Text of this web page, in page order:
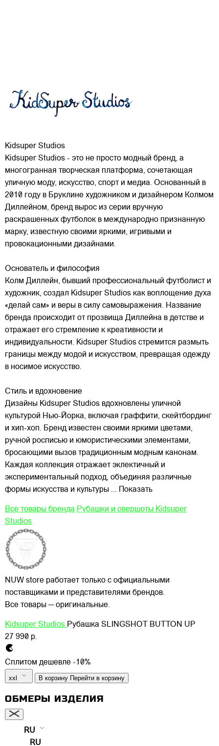
Kidsuper Studios
Kidsuper Studios - это не просто модный бренд, а
многогранная творческая платформа, сочетающая
уличную моду, искусство, спорт и медиа. Основанный в
2010 году в Бруклине художником и дизайнером Колмом
Диллейном, бренд вырос из серии вручную
раскрашенных футболок в международно признанную
марку, известную своими яркими, игривыми и
провокационными дизайнами.
Основатель и философия
Колм Диллейн, бывший профессиональный футболист и
художник, создал Kidsuper Studios как воплощение духа
«делай сам» и веры в силу самовыражения. Название
бренда происходит от прозвища Диллейна в детстве и
отражает его стремление к креативности и
индивидуальности. Kidsuper Studios стремится размыть
границы между модой и искусством, превращая одежду
в носимое искусство.
Стиль и вдохновение
Дизайны Kidsuper Studios вдохновлены уличной
культурой Нью-Йорка, включая граффити, скейтбординг
и хип-хоп. Бренд известен своими яркими цветами,
ручной росписью и юмористическими элементами,
бросающими вызов традиционным модным канонам.
Каждая коллекция отражает эклектичный и
экспериментальный подход, объединяя различные
формы искусства и культуры ... Показать
Все товары бренда Рубашки и овершоты Kidsuper
Studios
NUW store работает только с официальными
поставщиками и представителями брендов.
Все товары — оригинальные.
Kidsuper Studios Рубашка SLINGSHOT BUTTON UP
27 990 р.
Сплитом дешевле -10%
xxl В корзину Перейти в корзину
ОБМЕРЫ ИЗДЕЛИЯ
RU
RU